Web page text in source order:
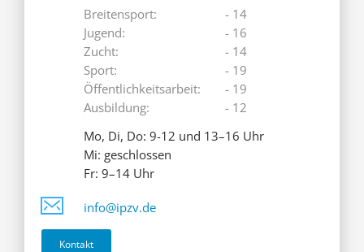
Breitensport:
Jugend:
Zucht:
Sport:
Öffentlichkeitsarbeit:
Ausbildung:
- 14
- 16
- 14
- 19
- 19
- 12
Mo, Di, Do: 9-12 und 13–16 Uhr
Mi: geschlossen
Fr: 9–14 Uhr
info@ipzv.de
Kontakt